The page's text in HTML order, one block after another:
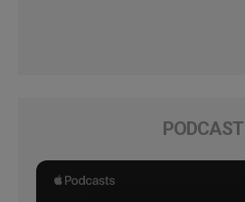
PODCAST